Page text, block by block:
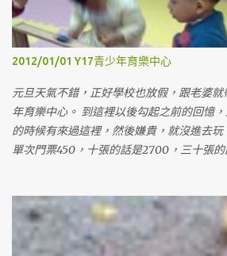
2012/01/01 Y17青少年育樂中心
元旦天氣不錯，正好學校也放假，跟老婆就
年育樂中心。 到這裡以後勾起之前的回憶
的時候有來過這裡，然後嫌貴，就沒進去玩
單次門票450，十張的話是2700，三十張
時候，老婆可以帶兩個小鬼來玩，然後也
可以帶她女兒來玩玩。 裡面的空間蠻大的
沙子、球、積木、各式各樣的玩具，裡面的